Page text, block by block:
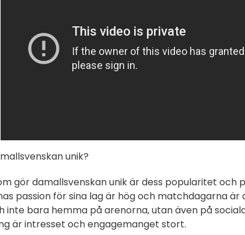
unik?
gör damallsvenskan unik är dess popularitet och
passion för sina lag är hög och matchdagarna är
inte bara hemma på arenorna, utan även på
är intresset och engagemanget stort.